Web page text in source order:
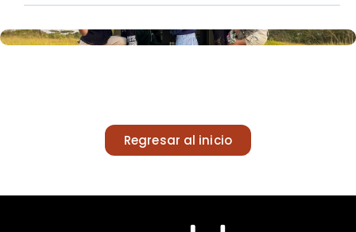
Regresar al inicio